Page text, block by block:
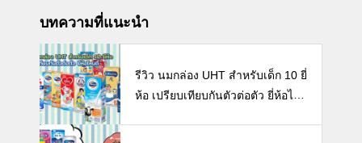
บทความที่แนะนำ
รีวิว นมกล่อง UHT สำหรับเด็ก 10 ยี่
ห้อ เปรียบเทียบกันตัวต่อตัว ยี่ห้อไห